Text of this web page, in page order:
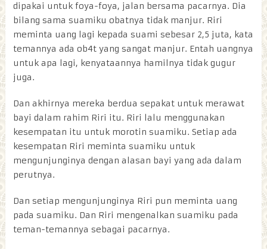
dipakai untuk foya-foya, jalan bersama pacarnya. Dia
bilang sama suamiku obatnya tidak manjur. Riri
meminta uang lagi kepada suami sebesar 2,5 juta, kata
temannya ada ob4t yang sangat manjur. Entah uangnya
untuk apa lagi, kenyataannya hamilnya tidak gugur
juga.
Dan akhirnya mereka berdua sepakat untuk merawat
bayi dalam rahim Riri itu. Riri lalu menggunakan
kesempatan itu untuk morotin suamiku. Setiap ada
kesempatan Riri meminta suamiku untuk
mengunjunginya dengan alasan bayi yang ada dalam
perutnya.
Dan setiap mengunjunginya Riri pun meminta uang
pada suamiku. Dan Riri mengenalkan suamiku pada
teman-temannya sebagai pacarnya.